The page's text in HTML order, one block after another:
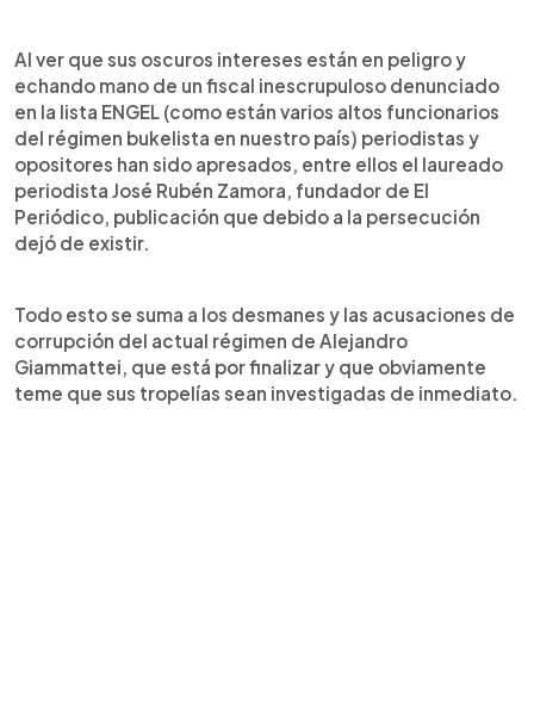
Al ver que sus oscuros intereses están en peligro y
echando mano de un fiscal inescrupuloso denunciado
en la lista ENGEL (como están varios altos funcionarios
del régimen bukelista en nuestro país) periodistas y
opositores han sido apresados, entre ellos el laureado
periodista José Rubén Zamora, fundador de El
Periódico, publicación que debido a la persecución
dejó de existir.
Todo esto se suma a los desmanes y las acusaciones de
corrupción del actual régimen de Alejandro
Giammattei, que está por finalizar y que obviamente
teme que sus tropelías sean investigadas de inmediato.